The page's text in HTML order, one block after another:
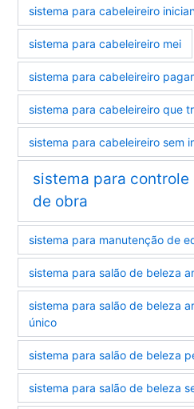
sistema para cabeleireiro
sistema para cabeleireiro mei
sistema para cabeleireiro
sistema para cabeleireiro que
sistema para cabeleireiro sem
sistema para controle
de obra
sistema para manutenção de
sistema para salão de beleza
sistema para salão de beleza
único
sistema para salão de beleza
sistema para salão de beleza